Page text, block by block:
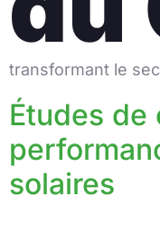
transformant le
Études de
solaires